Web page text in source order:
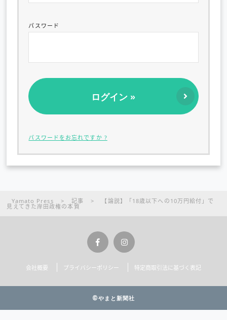
パスワード
パスワードをお忘れですか ?
Yamato Press > 記事 > 【論説】「18歳以下への10万円給付」で
見えてきた岸田政権の本質
会社概要 プライバシーポリシー 特定商取引法に基づく表記
©やまと新聞社